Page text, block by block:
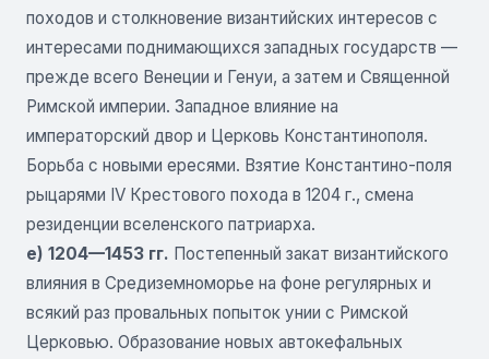
походов и столкновение византийских интересов с
интересами поднимающихся западных государств —
прежде всего Венеции и Генуи, а затем и Священной
Римской империи. Западное влияние на
императорский двор и Церковь Константинополя.
Борьба с новыми ересями. Взятие Константино-поля
рыцарями IV Крестового похода в 1204 г., смена
резиденции вселенского патриарха.
е) 1204—1453 гг. Постепенный закат византийского
влияния в Средиземноморье на фоне регулярных и
всякий раз провальных попыток унии с Римской
Церковью. Образование новых автокефальных